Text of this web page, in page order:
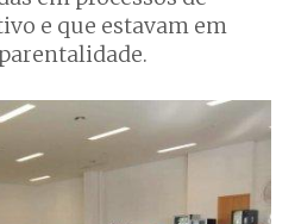
e que estavam em